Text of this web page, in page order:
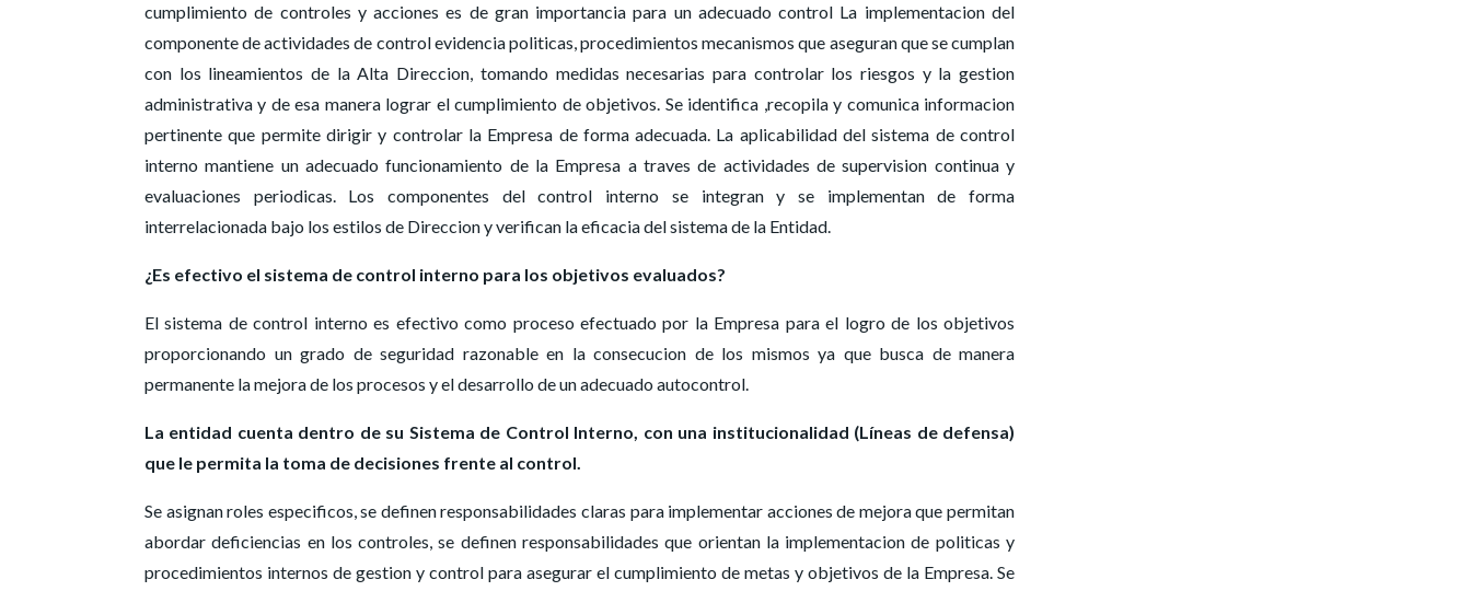
cumplimiento de controles y acciones es de gran importancia para un adecuado control La implementacion del
componente de actividades de control evidencia politicas, procedimientos mecanismos que aseguran que se cumplan
con los lineamientos de la Alta Direccion, tomando medidas necesarias para controlar los riesgos y la gestion
administrativa y de esa manera lograr el cumplimiento de objetivos. Se identifica ,recopila y comunica informacion
pertinente que permite dirigir y controlar la Empresa de forma adecuada. La aplicabilidad del sistema de control
interno mantiene un adecuado funcionamiento de la Empresa a traves de actividades de supervision continua y
evaluaciones periodicas. Los componentes del control interno se integran y se implementan de forma
interrelacionada bajo los estilos de Direccion y verifican la eficacia del sistema de la Entidad.
¿Es efectivo el sistema de control interno para los objetivos evaluados?
El sistema de control interno es efectivo como proceso efectuado por la Empresa para el logro de los objetivos
proporcionando un grado de seguridad razonable en la consecucion de los mismos ya que busca de manera
permanente la mejora de los procesos y el desarrollo de un adecuado autocontrol.
La entidad cuenta dentro de su Sistema de Control Interno, con una institucionalidad (Líneas de defensa)
que le permita la toma de decisiones frente al control.
Se asignan roles especificos, se definen responsabilidades claras para implementar acciones de mejora que permitan
abordar deficiencias en los controles, se definen responsabilidades que orientan la implementacion de politicas y
procedimientos internos de gestion y control para asegurar el cumplimiento de metas y objetivos de la Empresa. Se